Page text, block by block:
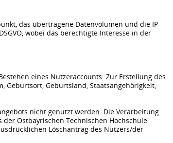
das übertragene Datenvolumen und die IP-
wobei das berechtigte Interesse in der
eines Nutzeraccounts. Zur Erstellung des
Geburtsort, Geburtsland, Staatsangehörigkeit,
nicht genutzt werden. Die Verarbeitung
Ostbayrischen Technischen Hochschule
Löschantrag des Nutzers/der